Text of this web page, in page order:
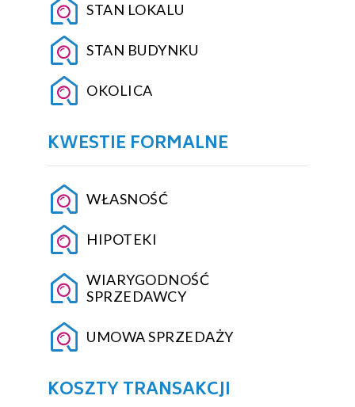
STAN LOKALU
STAN BUDYNKU
OKOLICA
KWESTIE FORMALNE
WŁASNOŚĆ
HIPOTEKI
WIARYGODNOŚĆ
SPRZEDAWCY
UMOWA SPRZEDAŻY
KOSZTY TRANSAKCJI